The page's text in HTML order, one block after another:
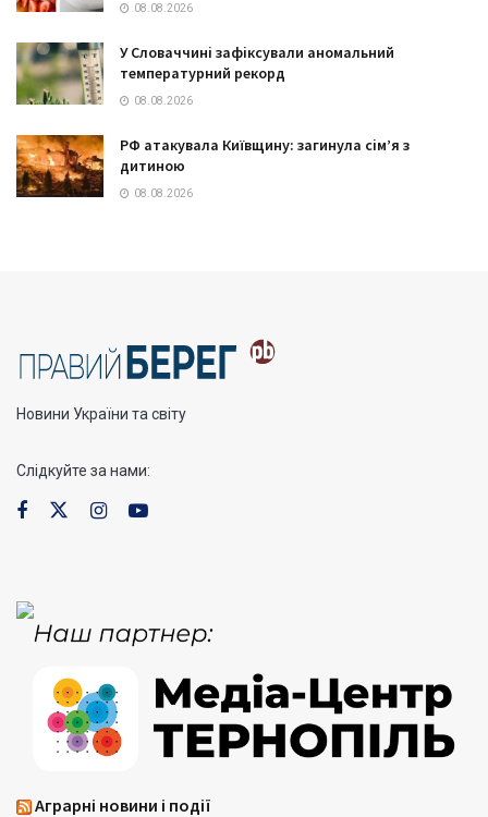
08.08.2026
У Словаччині зафіксували аномальний
температурний рекорд
08.08.2026
РФ атакувала Київщину: загинула сім’я з
дитиною
08.08.2026
Новини України та світу
Слідкуйте за нами:
Аграрні новини і події